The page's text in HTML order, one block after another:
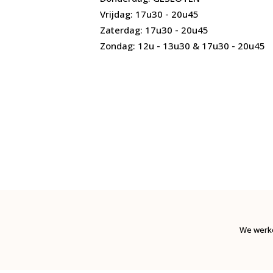
Vrijdag: 17u30 - 20u45
Zaterdag: 17u30 - 20u45
Zondag: 12u - 13u30 & 17u30 - 20u45
We